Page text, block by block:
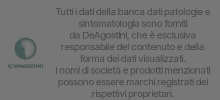
Tutti i dati della banca dati patologie e
sintomatologia sono forniti
da DeAgostini, che è esclusiva
responsabile del contenuto e della
forma dei dati visualizzati.
I nomi di società e prodotti menzionati
possono essere marchi registrati dei
rispettivi proprietari.